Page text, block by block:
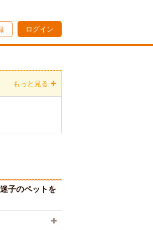
ログイン
もっと見る
子のペットを